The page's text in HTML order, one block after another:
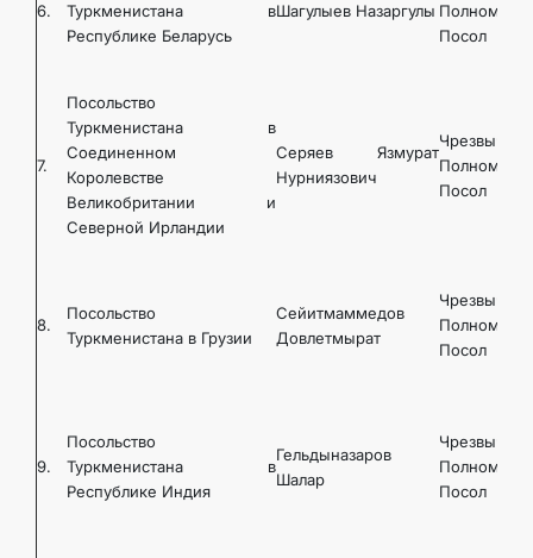
6.
Туркменистана в
Республике Беларусь
Шагулыев Назаргулы
Посол
7.
Посольство
Туркменистана в
Соединенном
Королевстве
Великобритании и
Северной Ирландии
Серяев Язмурат
Нурниязович
Посол
8.
Посольство
Туркменистана в Грузии
Сейитмаммедов
Довлетмырат
Посол
9.
Посольство
Туркменистана в
Республике Индия
Гельдыназаров
Шалар
Посол